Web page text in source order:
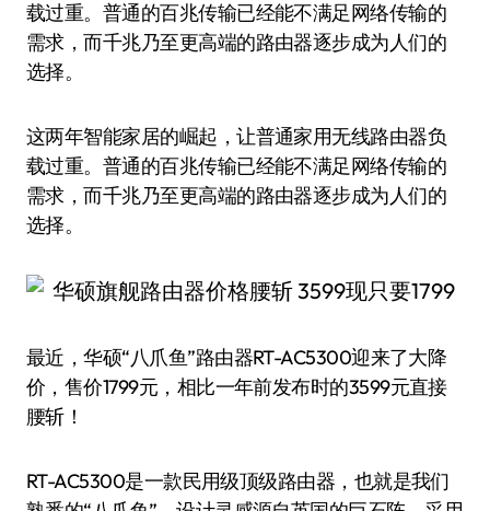
载过重。普通的百兆传输已经能不满足网络传输的
需求，而千兆乃至更高端的路由器逐步成为人们的
选择。
这两年智能家居的崛起，让普通家用无线路由器负
载过重。普通的百兆传输已经能不满足网络传输的
需求，而千兆乃至更高端的路由器逐步成为人们的
选择。
最近，华硕“八爪鱼”路由器RT-AC5300迎来了大降
价，售价1799元，相比一年前发布时的3599元直接
腰斩！
RT-AC5300是一款民用级顶级路由器，也就是我们